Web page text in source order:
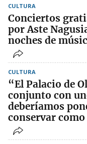
CULTURA
Conciertos
por Aste
noches de
CULTURA
“El Palacio de
conjunto con
deberíamos
conservar